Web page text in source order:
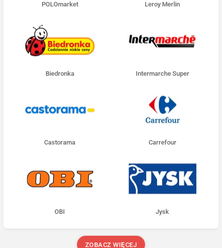
POLOmarket Leroy Merlin
Biedronka Intermarche Super
Castorama Carrefour
OBI Jysk
ZOBACZ WIĘCEJ